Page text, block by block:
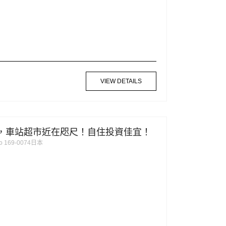
VIEW DETAILS
站超市近在咫尺！自住投資佳宜！
169-0074日本